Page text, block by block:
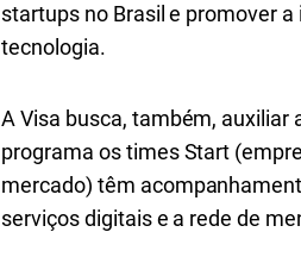
startups no Brasil e promover
tecnologia.
A Visa busca, também,
programa os times Start
mercado) têm
serviços digitais e a rede de